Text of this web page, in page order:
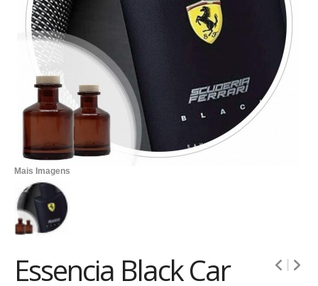
Mais Imagens
Essencia Black Car